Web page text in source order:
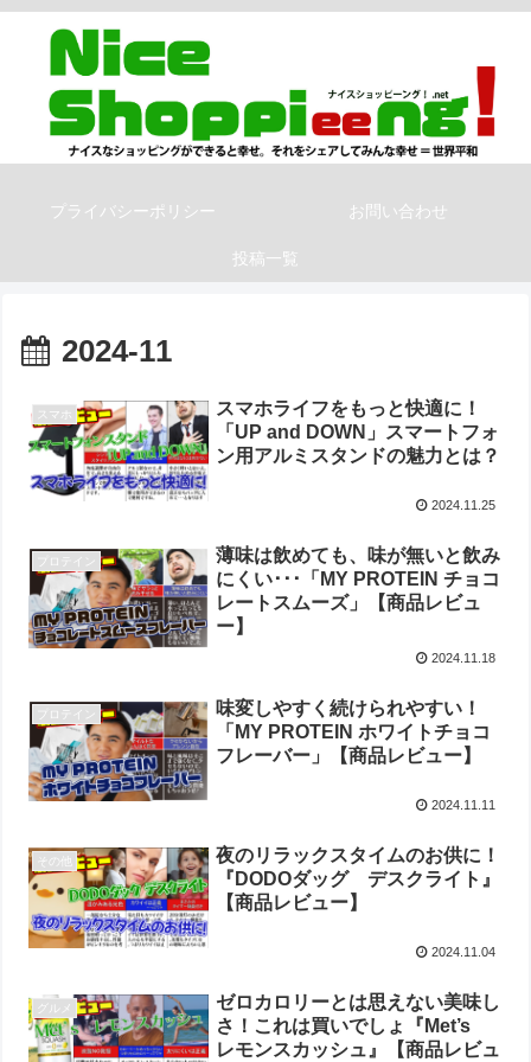
プライバシーポリシー お問い合わせ
投稿一覧
2024-11
スマホ
スマホライフをもっと快適に！
「UP and DOWN」スマートフォ
ン用アルミスタンドの魅力とは？
2024.11.25
プロテイン
薄味は飲めても、味が無いと飲み
にくい･･･「MY PROTEIN チョコ
レートスムーズ」【商品レビュ
ー】
2024.11.18
プロテイン
味変しやすく続けられやすい！
「MY PROTEIN ホワイトチョコ
フレーバー」【商品レビュー】
2024.11.11
その他
夜のリラックスタイムのお供に！
『DODOダッグ デスクライト』
【商品レビュー】
2024.11.04
グルメ
ゼロカロリーとは思えない美味し
さ！これは買いでしょ『Met’s
レモンスカッシュ』【商品レビュ